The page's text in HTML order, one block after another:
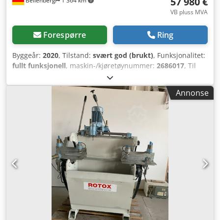
VB pluss MVA
Forespørre Ring
Byggeår: 2020, Tilstand: svært god (brukt), Funksjonalitet:
fullt funksjonell, maskin-/kjøretøynummer: 2686017, Til
salgs: Automatisk stålklippsmaskin fra ROTOX, modell
SZA268, årsmodell 2020. ROTOX SZA268 er en automatisk
kappemaskin beregnet for saging av firkantede stålrør og
stålprofiler med en veggtykkelse på opptil 4 mm. 90°
sagaggregatet med hydraulisk matning muliggjør presise
kapp, som kan utføres enten parallelt med en ROTOX PVC-
klipp eller etter en egen skjæreliste.
Lengdeposisjoneringen styres av en servomotor, og
maskinen er utstyrt med PC-styring samt profiluavhengig
emneoppspenning for fleksibel håndtering. Tekniske data:
Mål: Maskinbredde: ca. 12,5 m uten sikkerhetsgjerde
Maskindybde: med 10-deler bord: ca. 2500 mm uten
sikkerhetsgjerde med 20-deler bord: ca. 3500 mm uten
sikkerhetsgjerde Maskinhøyde: ca. 1900 mm Vekt: ca. 2560
Annonse